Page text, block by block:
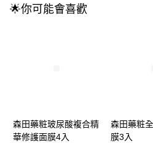
🌟你可能會喜歡
森田藥粧玻尿酸複合精
華修護面膜4入
森田藥粧
膜3入